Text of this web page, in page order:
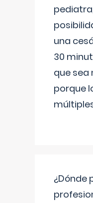
una
30
que sea
porque
¿Dónde